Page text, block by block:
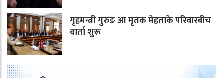
गृहमन्त्री गुरुङ आ मृतक मेहताके परिवारबीच
वार्ता शुरू